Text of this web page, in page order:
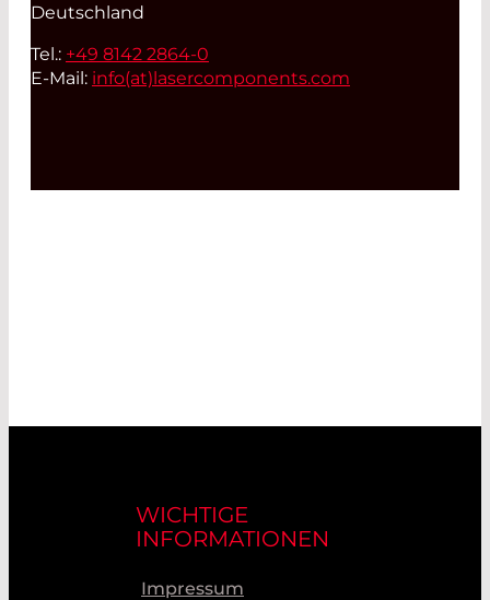
Deutschland
Tel.: +49 8142 2864-0
E-Mail: info(at)lasercomponents.com
WICHTIGE
INFORMATIONEN
Impressum